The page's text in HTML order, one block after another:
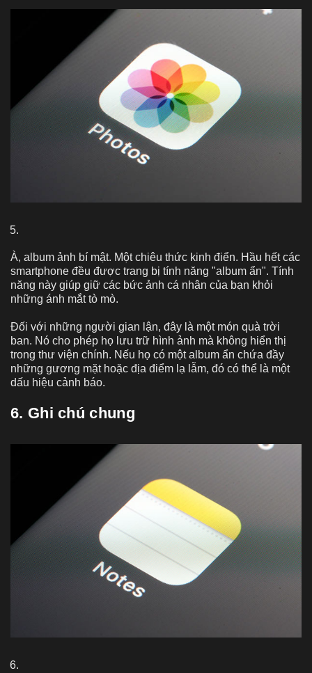
À, album ảnh bí mật. Một chiêu thức kinh điển. Hầu hết các
smartphone đều được trang bị tính năng "album ẩn". Tính
năng này giúp giữ các bức ảnh cá nhân của bạn khỏi
những ánh mắt tò mò.
Đối với những người gian lận, đây là một món quà trời
ban. Nó cho phép họ lưu trữ hình ảnh mà không hiển thị
trong thư viện chính. Nếu họ có một album ẩn chứa đầy
những gương mặt hoặc địa điểm lạ lẫm, đó có thể là một
dấu hiệu cảnh báo.
6. Ghi chú chung